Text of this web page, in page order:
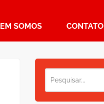
SOMOS CONTATO